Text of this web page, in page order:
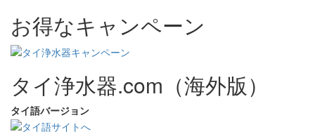
お得なキャンペーン
タイ浄水器.com（海外版）
タイ語バージョン